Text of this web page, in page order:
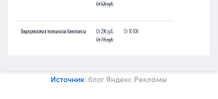
Источник: блог Яндекс Рекламы